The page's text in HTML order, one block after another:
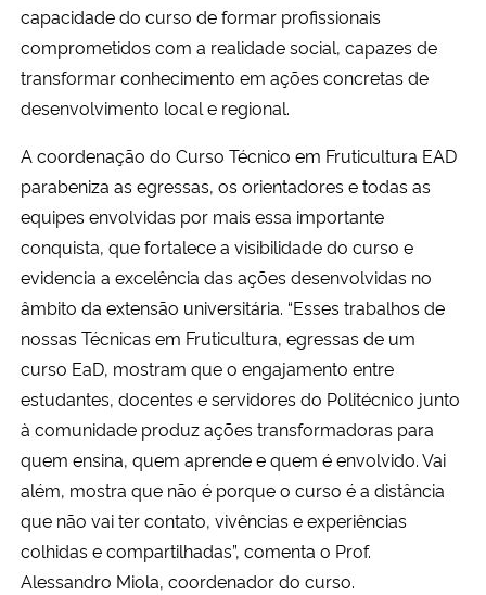
capacidade do curso de formar profissionais
comprometidos com a realidade social, capazes de
transformar conhecimento em ações concretas de
desenvolvimento local e regional.
A coordenação do Curso Técnico em Fruticultura EAD
parabeniza as egressas, os orientadores e todas as
equipes envolvidas por mais essa importante
conquista, que fortalece a visibilidade do curso e
evidencia a excelência das ações desenvolvidas no
âmbito da extensão universitária. “Esses trabalhos de
nossas Técnicas em Fruticultura, egressas de um
curso EaD, mostram que o engajamento entre
estudantes, docentes e servidores do Politécnico junto
à comunidade produz ações transformadoras para
quem ensina, quem aprende e quem é envolvido. Vai
além, mostra que não é porque o curso é a distância
que não vai ter contato, vivências e experiências
colhidas e compartilhadas”, comenta o Prof.
Alessandro Miola, coordenador do curso.